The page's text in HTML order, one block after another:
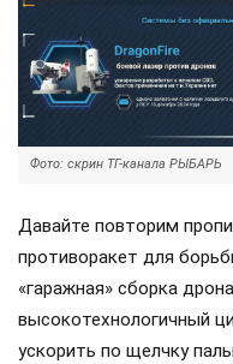
Фото: скрин ТГ-канала РЫБАРЬ
Давайте повторим
противоракет для
«гаражная» сборка
высокотехнологичный
ускорить по щелчку